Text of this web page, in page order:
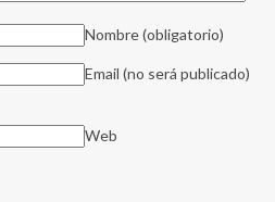
Nombre(obligatorio)
Email (no será publicado)
Web